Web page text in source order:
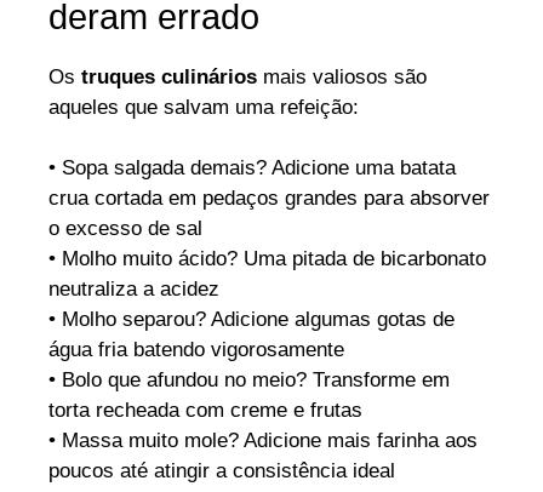
deram errado
Os truques culinários mais valiosos são
aqueles que salvam uma refeição:
• Sopa salgada demais? Adicione uma batata
crua cortada em pedaços grandes para absorver
o excesso de sal
• Molho muito ácido? Uma pitada de bicarbonato
neutraliza a acidez
• Molho separou? Adicione algumas gotas de
água fria batendo vigorosamente
• Bolo que afundou no meio? Transforme em
torta recheada com creme e frutas
• Massa muito mole? Adicione mais farinha aos
poucos até atingir a consistência ideal